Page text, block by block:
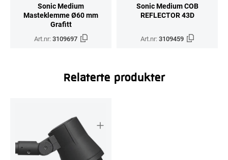
Sonic Medium
Masteklemme Ø60 mm
Grafitt
Art.nr:3109697
Sonic Medium COB
REFLECTOR 43D
Art.nr:3109459
Relaterte produkter